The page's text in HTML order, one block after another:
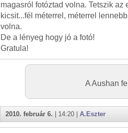
magasról fotóztad volna. Tetszik az
kicsit...fél méterrel, méterrel
volna.
De a lényeg hogy jó a fotó!
Gratula!
A Aushan
2010. február 6. | 14:20 | A.Eszter